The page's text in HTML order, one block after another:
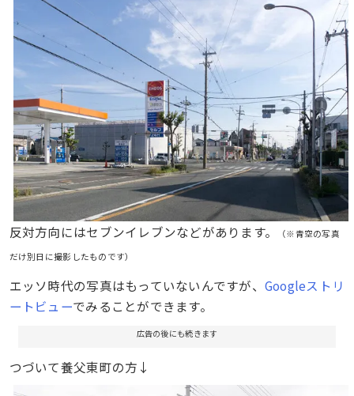
反対方向にはセブンイレブンなどがあります。
（※青空の写真
だけ別日に撮影したものです）
エッソ時代の写真はもっていないんですが、 Googleストリ
ートビューでみることができます。
広告の後にも続きます
つづいて養父東町の方↓